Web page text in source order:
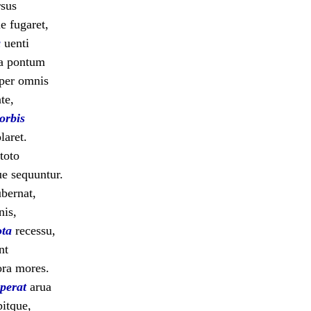
fugaret,
uenti
pontum
omnis
orbis
sequuntur.
recessu,
mores.
arua